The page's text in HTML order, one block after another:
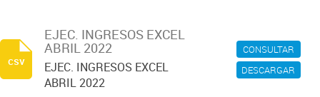
CONSULTAR
DESCARGAR
EJEC. INGRESOS EXCEL
ABRIL 2022
EJEC. INGRESOS EXCEL
ABRIL 2022
csv